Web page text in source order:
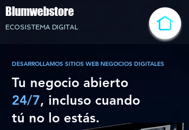
Blumwebstore
ECOSISTEMA DIGITAL
DESARROLLAMOS SITIOS WEB NEGOCIOS DIGITALES
Tu negocio abierto
24/7, incluso cuando
tú no lo estás.